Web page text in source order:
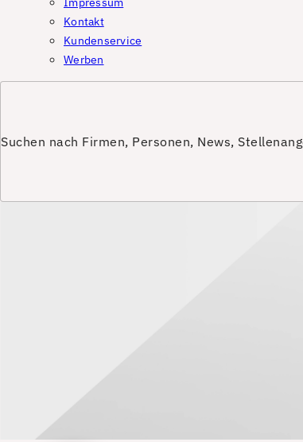
Kontakt
Kundenservice
Werben
Suchen nach Firmen, Personen, News,